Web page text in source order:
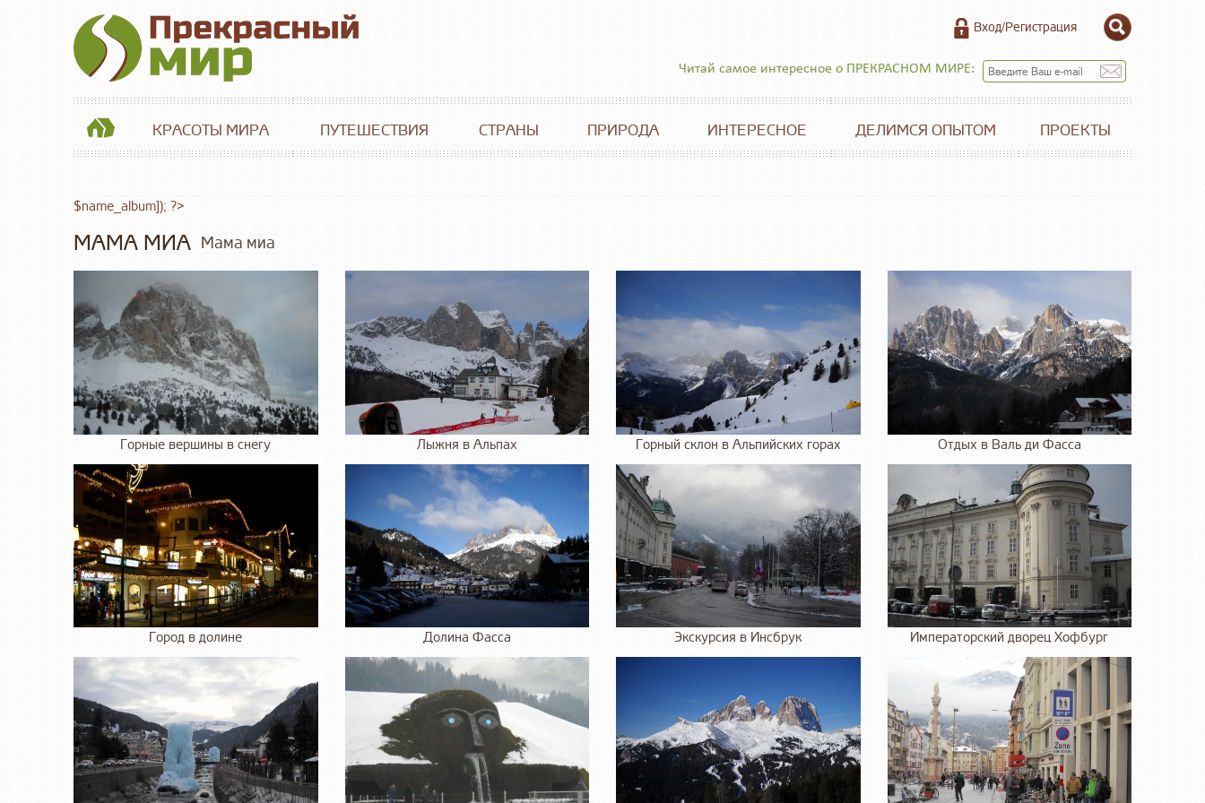
Вход/Регистрация
Читай самое интересное о ПРЕКРАСНОМ МИРЕ:
КРАСОТЫ МИРА ПУТЕШЕСТВИЯ СТРАНЫ ПРИРОДА ИНТЕРЕСНОЕ ДЕЛИМСЯ ОПЫТОМ ПРОЕКТЫ
$name_album]); ?>
МАМА МИА Мама миа
Горные вершины в снегу Лыжня в Альпах Горный склон в Альпийских горах Отдых в Валь ди Фасса
Город в долине Долина Фасса Экскурсия в Инсбрук Императорский дворец Хофбург